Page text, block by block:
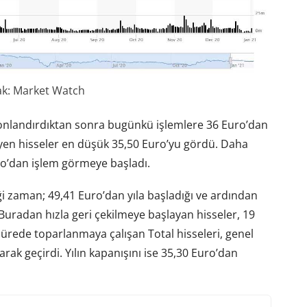
Market Watch
sonra bugünkü işlemlere 36 Euro’dan
hisseler en düşük 35,50 Euro’yu gördü. Daha
işlem görmeye başladı.
49,41 Euro’dan yıla başladığı ve ardından
hızla geri çekilmeye başlayan hisseler, 19
toparlanmaya çalışan Total hisseleri, genel
geçirdi. Yılın kapanışını ise 35,30 Euro’dan